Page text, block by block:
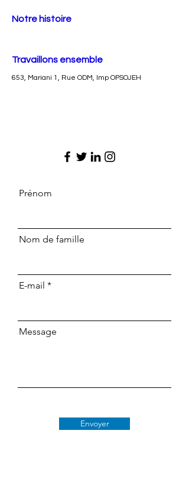
Notre histoire
Travaillons ensemble
653, Mariani 1, Rue ODM, Imp OPSOJEH
Prénom
Nom de famille
E-mail
Message
Envoyer